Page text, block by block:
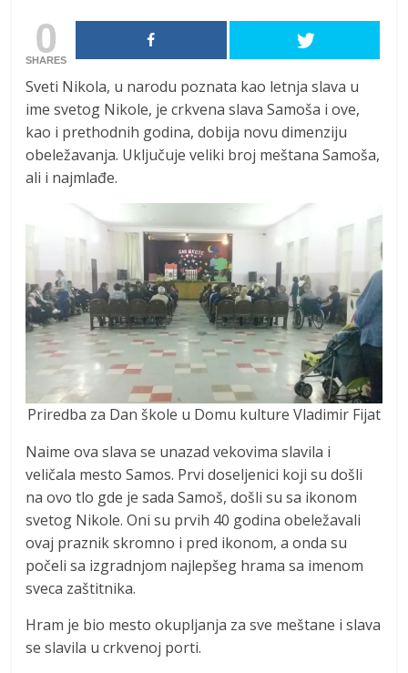
0
SHARES
Sveti Nikola, u narodu poznata kao letnja slava u
ime svetog Nikole, je crkvena slava Samoša i ove,
kao i prethodnih godina, dobija novu dimenziju
obeležavanja. Uključuje veliki broj meštana Samoša,
ali i najmlađe.
Priredba za Dan škole u Domu kulture Vladimir Fijat
Naime ova slava se unazad vekovima slavila i
veličala mesto Samos. Prvi doseljenici koji su došli
na ovo tlo gde je sada Samoš, došli su sa ikonom
svetog Nikole. Oni su prvih 40 godina obeležavali
ovaj praznik skromno i pred ikonom, a onda su
počeli sa izgradnjom najlepšeg hrama sa imenom
sveca zaštitnika.
Hram je bio mesto okupljanja za sve meštane i slava
se slavila u crkvenoj porti.